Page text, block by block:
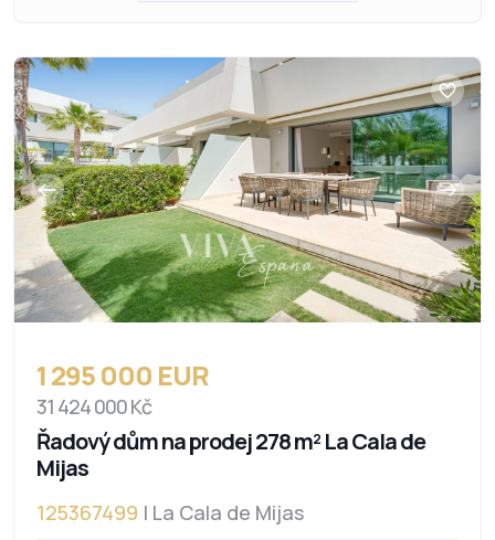
1 295 000 EUR
31 424 000 Kč
Řadový dům na prodej 278 m² La Cala de
Mijas
125367499 | La Cala de Mijas